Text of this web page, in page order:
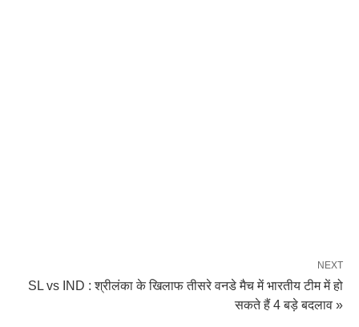
NEXT
SL vs IND : श्रीलंका के खिलाफ तीसरे वनडे मैच में भारतीय टीम में हो
सकते हैं 4 बड़े बदलाव »